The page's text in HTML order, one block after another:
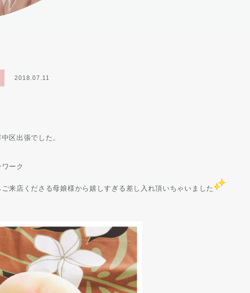
2018.07.11
区出張でした。
ーク
来店くださる母娘様から嬉しすぎる差し入れ頂いちゃいました